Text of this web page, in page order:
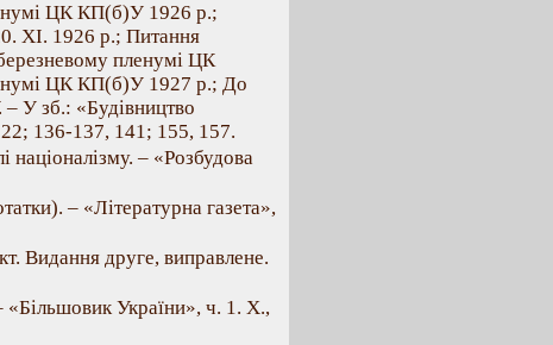
ЦК КП(б)У 1926 p.;
XI. 1926 p.; Питання
пленумі ЦК
ЦК КП(б)У 1927 р.; До
– У зб.: «Будівництво
136-137, 141; 155, 157.
націоналізму. – «Розбудова
– «Літературна газета»,
Видання друге, виправлене.
«Більшовик України», ч. 1. X.,